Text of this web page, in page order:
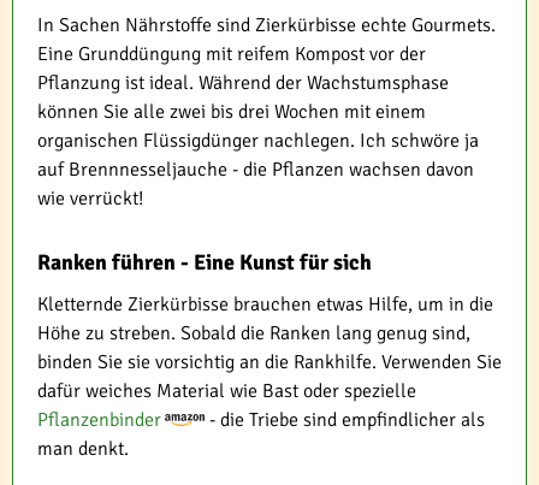
In Sachen Nährstoffe sind Zierkürbisse echte Gourmets.
Eine Grunddüngung mit reifem Kompost vor der
Pflanzung ist ideal. Während der Wachstumsphase
können Sie alle zwei bis drei Wochen mit einem
organischen Flüssigdünger nachlegen. Ich schwöre ja
auf Brennnesseljauche - die Pflanzen wachsen davon
wie verrückt!
Ranken führen - Eine Kunst für sich
Kletternde Zierkürbisse brauchen etwas Hilfe, um in die
Höhe zu streben. Sobald die Ranken lang genug sind,
binden Sie sie vorsichtig an die Rankhilfe. Verwenden Sie
dafür weiches Material wie Bast oder spezielle
Pflanzenbinder
- die Triebe sind empfindlicher als
man denkt.